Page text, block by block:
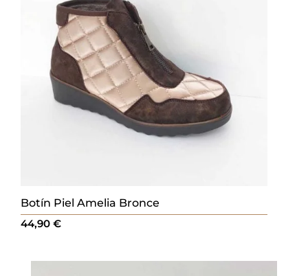
Botín Piel Amelia Bronce
44,90€